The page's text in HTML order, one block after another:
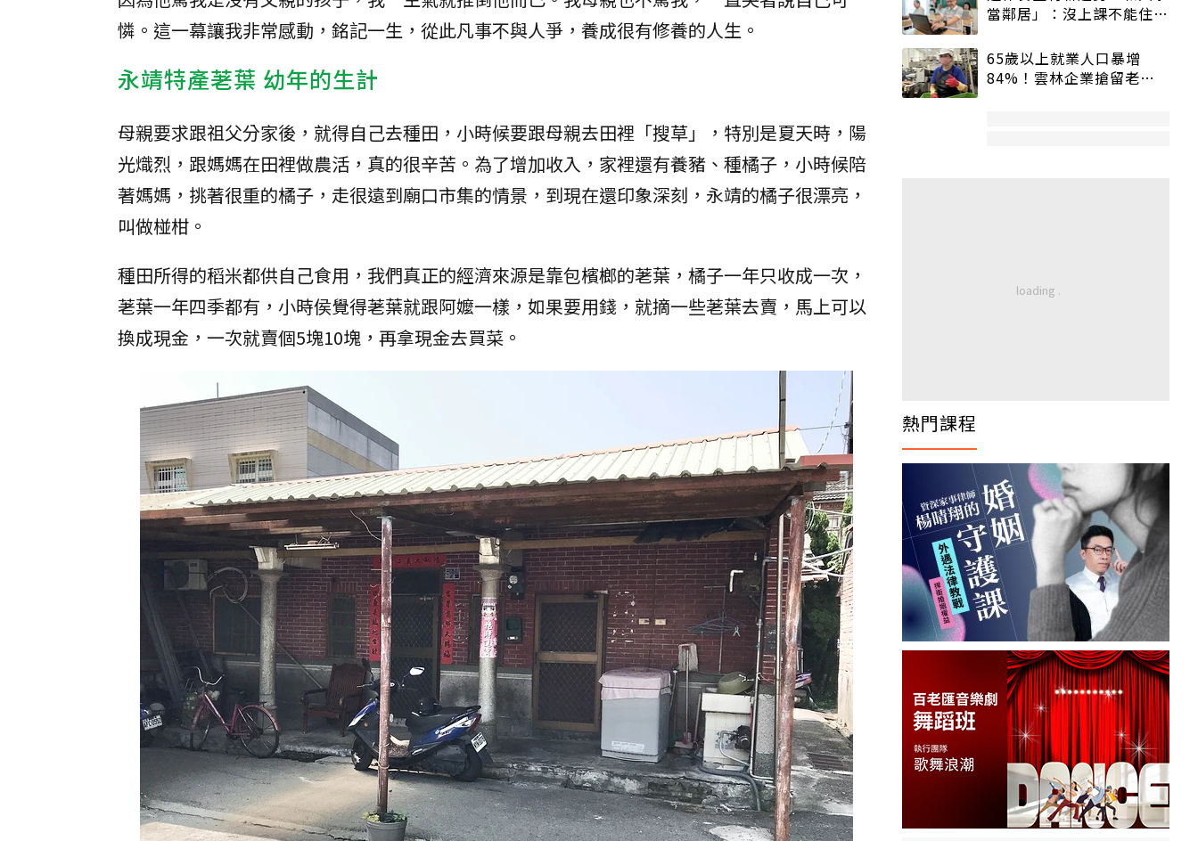
憐。這一幕讓我非常感動，銘記一生，從此凡事不與人爭，養成很有修養的人生。
永靖特產荖葉 幼年的生計
母親要求跟祖父分家後，就得自己去種田，小時候要跟母親去田裡「搜草」，特別是夏天時，陽
光熾烈，跟媽媽在田裡做農活，真的很辛苦。為了增加收入，家裡還有養豬、種橘子，小時候陪
著媽媽，挑著很重的橘子，走很遠到廟口市集的情景，到現在還印象深刻，永靖的橘子很漂亮，
叫做椪柑。
種田所得的稻米都供自己食用，我們真正的經濟來源是靠包檳榔的荖葉，橘子一年只收成一次，
荖葉一年四季都有，小時侯覺得荖葉就跟阿嬤一樣，如果要用錢，就摘一些荖葉去賣，馬上可以
換成現金，一次就賣個5塊10塊，再拿現金去買菜。
當鄰居」：沒上課不能住、
65歲以上就業人口暴增
84%！雲林企業搶留老員
熱門課程